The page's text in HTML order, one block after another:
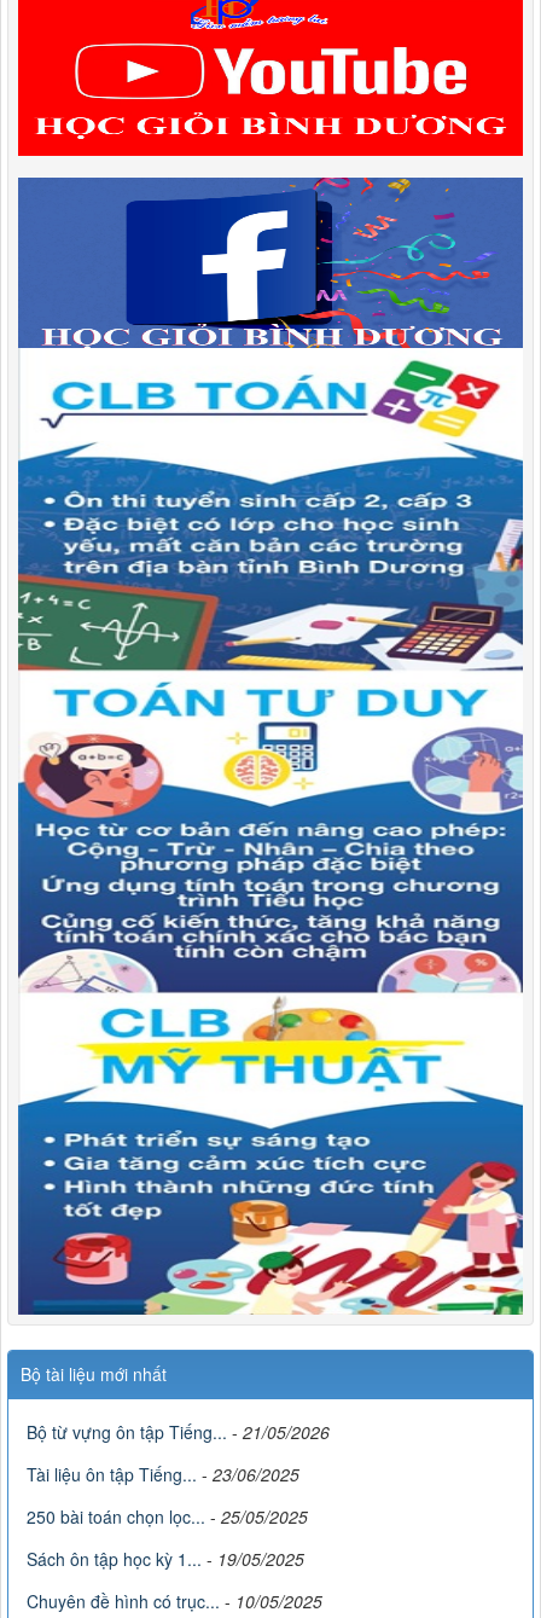
Bộ tài liệu mới nhất
Bộ từ vựng ôn tập Tiếng... - 21/05/2026
Tài liệu ôn tập Tiếng... - 23/06/2025
250 bài toán chọn lọc... - 25/05/2025
Sách ôn tập học kỳ 1... - 19/05/2025
Chuyên đề hình có trục... - 10/05/2025